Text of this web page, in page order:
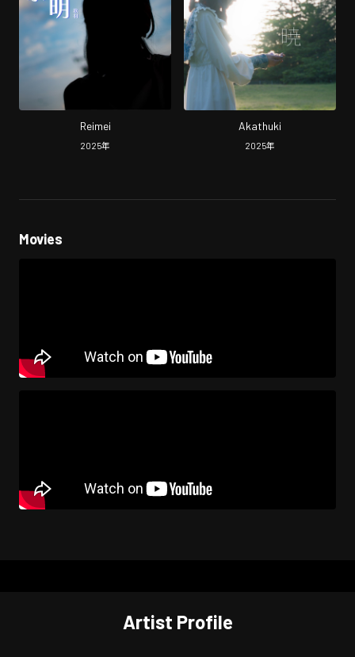
Reimei
2025年
Akathuki
2025年
Movies
Artist Profile